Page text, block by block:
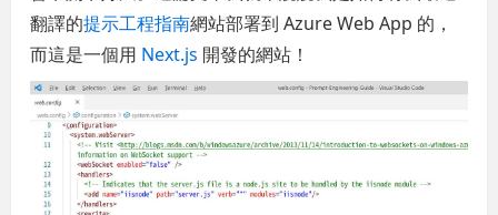
翻譯的提示工程指南網站部署到 Azure Web App 的，
而這是一個用 Next.js 開發的網站！